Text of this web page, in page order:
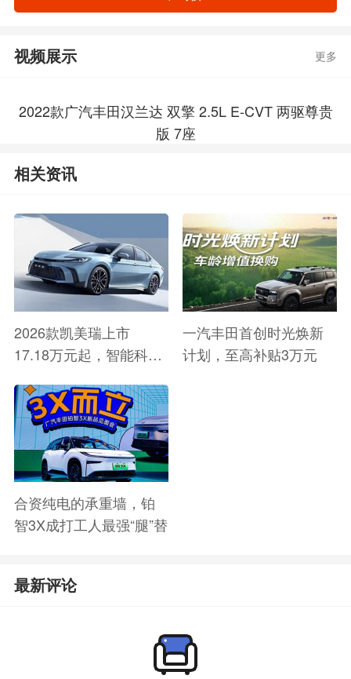
视频展示 更多
2022款广汽丰田汉兰达 双擎 2.5L E-CVT 两驱尊贵
版 7座
相关资讯
2026款凯美瑞上市
17.18万元起，智能科技
一汽丰田首创时光焕新
计划，至高补贴3万元
合资纯电的承重墙，铂
智3X成打工人最强“腿”替
最新评论